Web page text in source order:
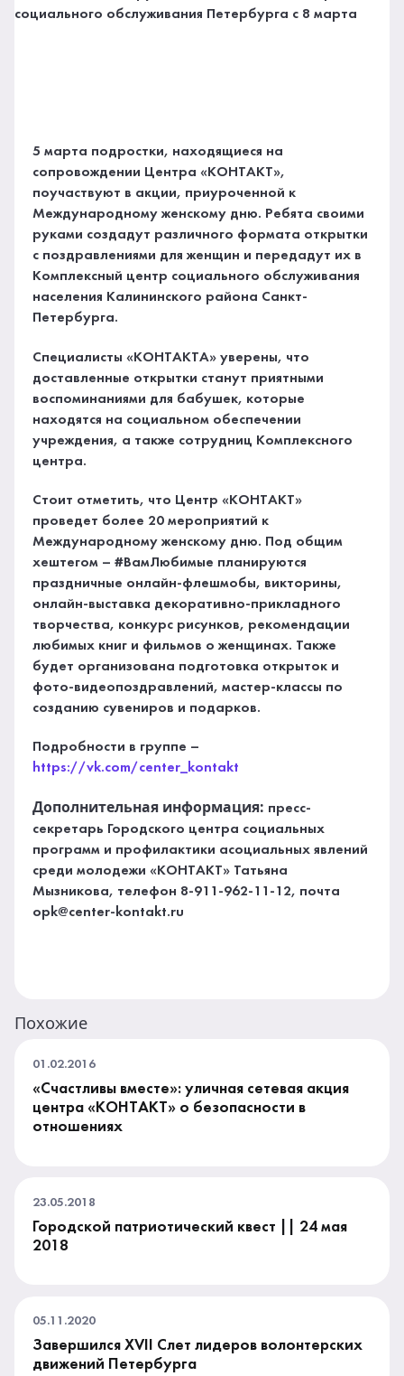
5 марта подростки, находящиеся на
сопровождении Центра «КОНТАКТ»,
поучаствуют в акции, приуроченной к
Международному женскому дню. Ребята своими
руками создадут различного формата открытки
с поздравлениями для женщин и передадут их в
Комплексный центр социального обслуживания
населения Калининского района Санкт-
Петербурга.
Специалисты «КОНТАКТА» уверены, что
доставленные открытки станут приятными
воспоминаниями для бабушек, которые
находятся на социальном обеспечении
учреждения, а также сотрудниц Комплексного
центра.
Стоит отметить, что Центр «КОНТАКТ»
проведет более 20 мероприятий к
Международному женскому дню. Под общим
хештегом – #ВамЛюбимые планируются
праздничные онлайн-флешмобы, викторины,
онлайн-выставка декоративно-прикладного
творчества, конкурс рисунков, рекомендации
любимых книг и фильмов о женщинах. Также
будет организована подготовка открыток и
фото-видеопоздравлений, мастер-классы по
созданию сувениров и подарков.
Подробности в группе –
https://vk.com/center_kontakt
Дополнительная информация: пресс-
секретарь Городского центра социальных
программ и профилактики асоциальных явлений
среди молодежи «КОНТАКТ» Татьяна
Мызникова, телефон 8-911-962-11-12, почта
opk@center-kontakt.ru
Похожие
01.02.2016
«Счастливы вместе»: уличная сетевая акция
центра «КОНТАКТ» о безопасности в
отношениях
23.05.2018
Городской патриотический квест || 24 мая
2018
05.11.2020
Завершился XVII Слет лидеров волонтерских
движений Петербурга